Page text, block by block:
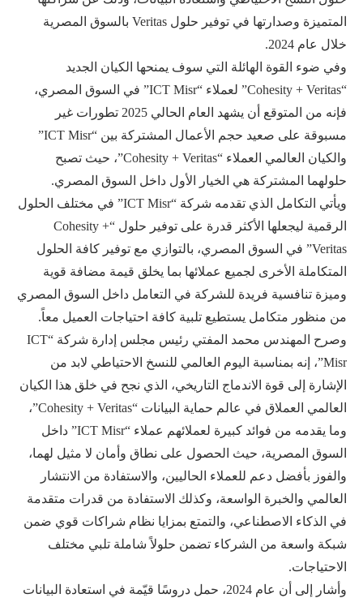
المتميزة وصدارتها في توفير حلول Veritas بالسوق المصرية
خلال عام 2024.
وفي ضوء القوة الهائلة التي سوف يمنحها الكيان الجديد
“Cohesity + Veritas” لعملاء “ICT Misr” في السوق المصري،
فإنه من المتوقع أن يشهد العام الحالي 2025 تطورات غير
مسبوقة على صعيد حجم الأعمال المشتركة بين “ICT Misr”
والكيان العالمي العملاء “Cohesity + Veritas”، حيث تصبح
حلولهما المشتركة هي الخيار الأول داخل السوق المصري.
ويأتي التكامل الذي تقدمه شركة “ICT Misr” في مختلف الحلول
الرقمية ليجعلها الأكثر قدرة على توفير حلول “Cohesity +
Veritas” في السوق المصري، بالتوازي مع توفير كافة الحلول
المتكاملة الأخرى لجميع عملائها بما يخلق قيمة مضافة قوية
وميزة تنافسية فريدة للشركة في التعامل داخل السوق المصري
من منظور متكامل يستطيع تلبية كافة احتياجات العميل معاً.
وصرح المهندس محمد المفتي رئيس مجلس إدارة شركة “ICT
Misr”، إنه بمناسبة اليوم العالمي للنسخ الاحتياطي لابد من
الإشارة إلى قوة الاندماج التاريخي، الذي نجح في خلق هذا الكيان
العالمي العملاق في عالم حماية البيانات “Cohesity + Veritas”،
وما يقدمه من فوائد كبيرة لعملائهم عملاء “ICT Misr” داخل
السوق المصرية، حيث الحصول على نطاق وأمان لا مثيل لهما،
والفوز بأفضل دعم للعملاء الحاليين، والاستفادة من الانتشار
العالمي والخبرة الواسعة، وكذلك الاستفادة من قدرات متقدمة
في الذكاء الاصطناعي، والتمتع بمزايا نظام شراكات قوي ضمن
شبكة واسعة من الشركاء تضمن حلولاً شاملة تلبي مختلف
الاحتياجات.
وأشار إلى أن عام 2024، حمل دروسًا قيّمة في استعادة البيانات